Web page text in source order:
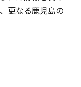
更なる鹿児島の